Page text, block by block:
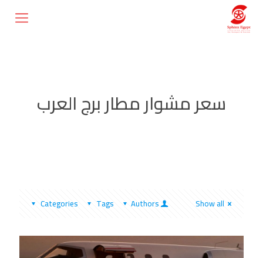
سعر مشوار مطار برج العرب
Categories Tags Authors Show all